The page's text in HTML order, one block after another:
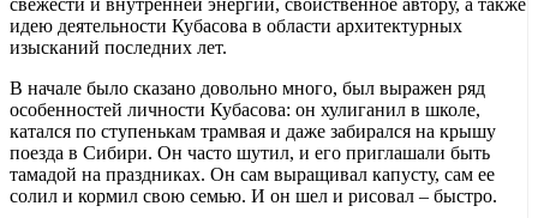
идею деятельности Кубасова в области архитектурных
изысканий последних лет.
В начале было сказано довольно много, был выражен ряд
особенностей личности Кубасова: он хулиганил в школе,
катался по ступенькам трамвая и даже забирался на крышу
поезда в Сибири. Он часто шутил, и его приглашали быть
тамадой на праздниках. Он сам выращивал капусту, сам ее
солил и кормил свою семью. И он шел и рисовал – быстро.